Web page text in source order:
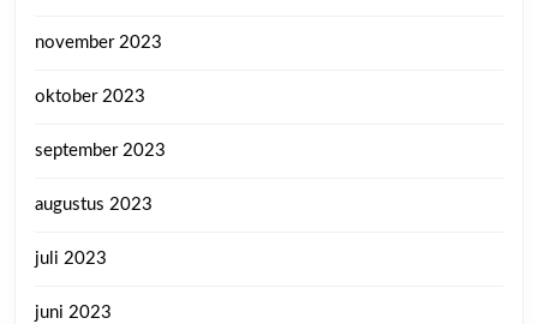
november 2023
oktober 2023
september 2023
augustus 2023
juli 2023
juni 2023